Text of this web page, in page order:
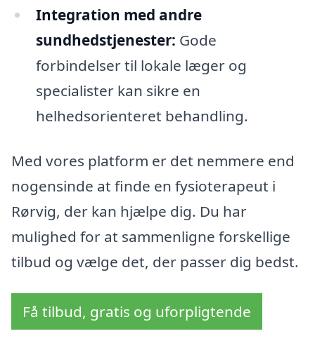
Integration med andre
sundhedstjenester: Gode
forbindelser til lokale læger og
specialister kan sikre en
helhedsorienteret behandling.
Med vores platform er det nemmere end
nogensinde at finde en fysioterapeut i
Rørvig, der kan hjælpe dig. Du har
mulighed for at sammenligne forskellige
tilbud og vælge det, der passer dig bedst.
Få tilbud, gratis og uforpligtende